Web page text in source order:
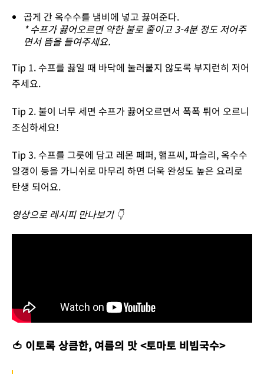
곱게 간 옥수수를 냄비에 넣고 끓여준다.
* 수프가 끓어오르면 약한 불로 줄이고 3-4분 정도 저어주
면서 뜸을 들여주세요.
Tip 1. 수프를 끓일 때 바닥에 눌러붙지 않도록 부지런히 저어
주세요.
Tip 2. 불이 너무 세면 수프가 끓어오르면서 폭폭 튀어 오르니
조심하세요!
Tip 3. 수프를 그릇에 담고 레몬 페퍼, 햄프씨, 파슬리, 옥수수
알갱이 등을 가니쉬로 마무리 하면 더욱 완성도 높은 요리로
탄생 되어요.
영상으로 레시피 만나보기 👇
🍅 이토록 상큼한, 여름의 맛 <토마토 비빔국수>